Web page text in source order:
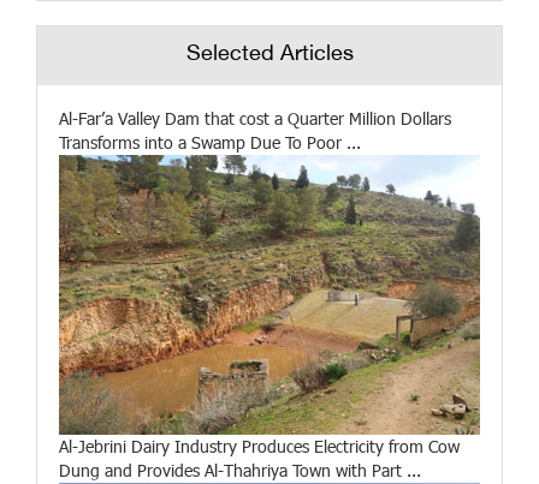
Selected Articles
Al-Far’a Valley Dam that cost a Quarter Million Dollars
Transforms into a Swamp Due To Poor ...
Al-Jebrini Dairy Industry Produces Electricity from Cow
Dung and Provides Al-Thahriya Town with Part ...